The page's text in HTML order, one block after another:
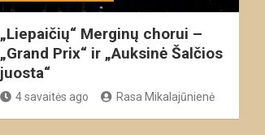
„Liepaičių“ Merginų chorui –
„Grand Prix“ ir „Auksinė Šalčios
juosta“
4 savaitės ago Rasa Mikalajūnienė